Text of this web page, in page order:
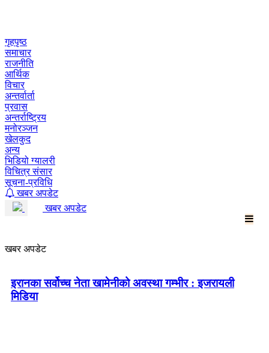
गृहपृष्ठ
समाचार
राजनीति
आर्थिक
विचार
अन्तर्वार्ता
प्रवास
अन्तर्राष्ट्रिय
मनोरञ्जन
खेलकुद
अन्य
भिडियो ग्यालरी
विचित्र संसार
सूचना-प्रविधि
खबर अपडेट
खबर अपडेट
खबर अपडेट
इरानका सर्वोच्च नेता खामेनीको अवस्था गम्भीर : इजरायली
मिडिया